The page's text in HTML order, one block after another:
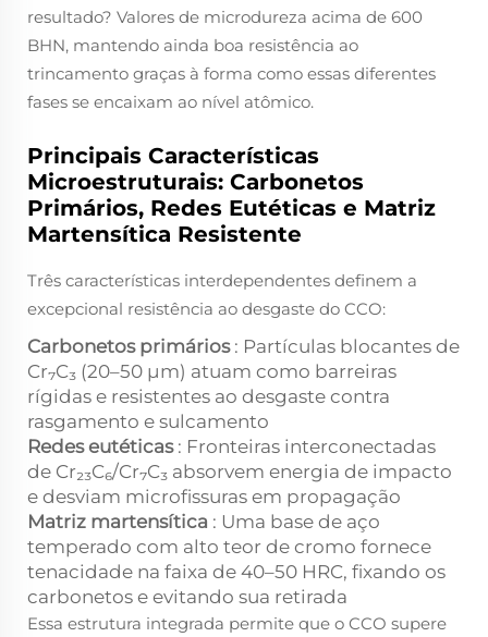
resultado? Valores de microdureza acima de 600
BHN, mantendo ainda boa resistência ao
trincamento graças à forma como essas diferentes
fases se encaixam ao nível atômico.
Principais Características
Microestruturais: Carbonetos
Primários, Redes Eutéticas e Matriz
Martensítica Resistente
Três características interdependentes definem a
excepcional resistência ao desgaste do CCO:
Carbonetos primários : Partículas blocantes de
Cr₇C₃ (20–50 µm) atuam como barreiras
rígidas e resistentes ao desgaste contra
rasgamento e sulcamento
Redes eutéticas : Fronteiras interconectadas
de Cr₂₃C₆/Cr₇C₃ absorvem energia de impacto
e desviam microfissuras em propagação
Matriz martensítica : Uma base de aço
temperado com alto teor de cromo fornece
tenacidade na faixa de 40–50 HRC, fixando os
carbonetos e evitando sua retirada
Essa estrutura integrada permite que o CCO supere